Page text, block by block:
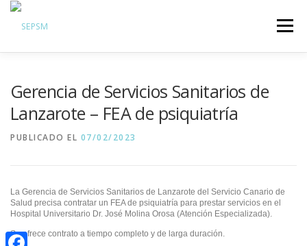
Menú
Sobre la SEPSM
Psiquiatras y residentes
Inicio sesión
Gerencia de Servicios Sanitarios de
Lanzarote – FEA de psiquiatría
PUBLICADO EL 07/02/2023
La Gerencia de Servicios Sanitarios de Lanzarote del Servicio Canario de
Salud precisa contratar un FEA de psiquiatría para prestar servicios en el
Hospital Universitario Dr. José Molina Orosa (Atención Especializada).
Se ofrece contrato a tiempo completo y de larga duración.